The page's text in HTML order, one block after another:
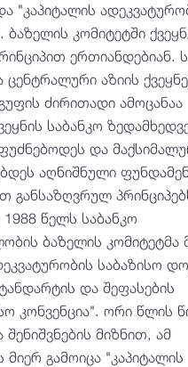
"კაპიტალის
კომიტეტში
ერთიანდებიან.
ცენტრალური აზიის
ძირითადი ამოცანაა
საბანკო
და
აღნიშნული
განსაზღვრულ
წელს საბანკო
ბაზელის კომიტეტმა
საბაზისო
და შეფასების
კონვენცია". ორი წლის
შენიშვნების მიზნით, ამ
მიერ გამოიცა "კაპიტალის